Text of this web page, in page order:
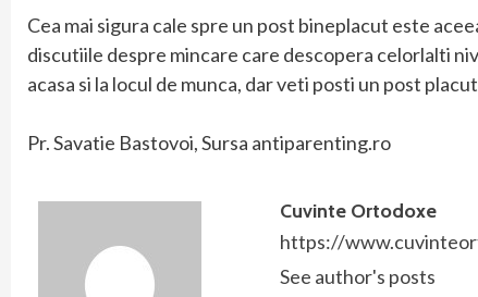
Cea mai sigura cale spre un post bineplacut este
discutiile despre mincare care descopera celorlalti
acasa si la locul de munca, dar veti posti un post
Pr. Savatie Bastovoi, Sursa antiparenting.ro
Cuvinte Ortodoxe
https://
See author's posts